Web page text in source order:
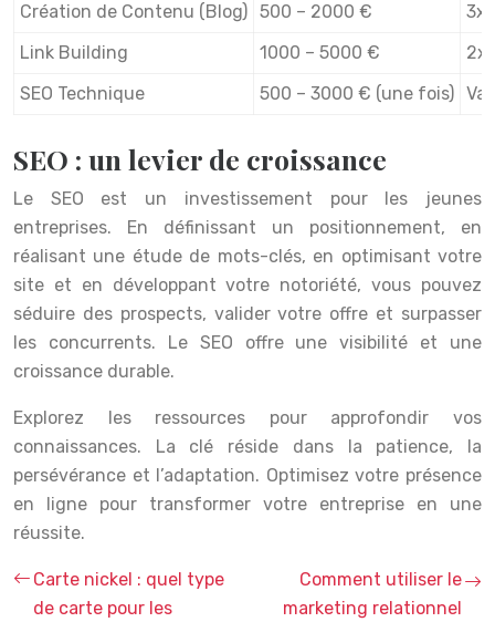
Création de Contenu (Blog) 500 – 2000 €
3x
Link Building
1000 – 5000 €
2x
SEO Technique
500 – 3000 € (une fois)
SEO : un levier de croissance
Le SEO est un investissement pour les jeunes
entreprises. En définissant un positionnement, en
réalisant une étude de mots-clés, en optimisant votre
site et en développant votre notoriété, vous pouvez
séduire des prospects, valider votre offre et surpasser
les concurrents. Le SEO offre une visibilité et une
croissance durable.
Explorez les ressources pour approfondir vos
connaissances. La clé réside dans la patience, la
persévérance et l’adaptation. Optimisez votre présence
en ligne pour transformer votre entreprise en une
réussite.
Carte nickel : quel type
de carte pour les
Comment utiliser le
marketing relationnel